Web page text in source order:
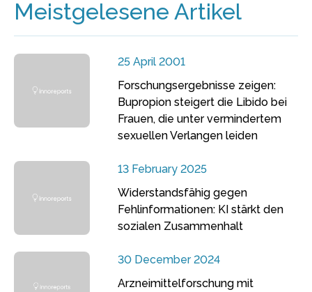
Meistgelesene Artikel
25 April 2001
Forschungsergebnisse zeigen:
Bupropion steigert die Libido bei
Frauen, die unter vermindertem
sexuellen Verlangen leiden
13 February 2025
Widerstandsfähig gegen
Fehlinformationen: KI stärkt den
sozialen Zusammenhalt
30 December 2024
Arzneimittelforschung mit